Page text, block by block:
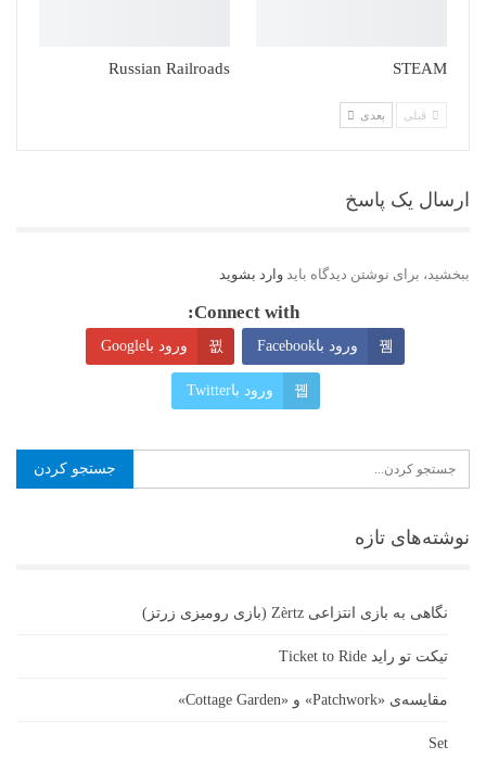
STEAM
Russian Railroads
قبلی بعدی
ارسال یک پاسخ
ببخشید، برای نوشتن دیدگاه باید وارد بشوید
Connect with:
ورود باFacebook ورود باGoogle
ورود باTwitter
نوشته‌های تازه
نگاهی به بازی انتزاعی Zèrtz (بازی رومیزی زرتز)
تیکت تو راید Ticket to Ride
مقایسه‌ی «Patchwork» و «Cottage Garden»
Set